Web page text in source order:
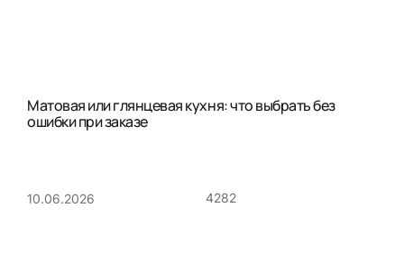
Матовая или глянцевая кухня: что выбрать без
ошибки при заказе
10.06.2026 4282